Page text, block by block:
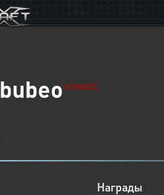
bubeoHUMANS
Награды